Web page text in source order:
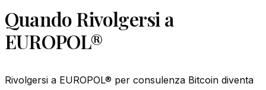
Quando Rivolgersi a
EUROPOL®
Rivolgersi a EUROPOL® per consulenza Bitcoin diventa